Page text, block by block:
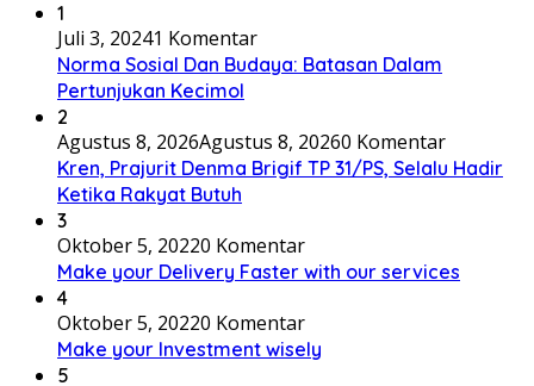
1
Juli 3, 20241 Komentar
Norma Sosial Dan Budaya: Batasan Dalam
Pertunjukan Kecimol
2
Agustus 8, 2026Agustus 8, 20260 Komentar
Kren, Prajurit Denma Brigif TP 31/PS, Selalu Hadir
Ketika Rakyat Butuh
3
Oktober 5, 20220 Komentar
Make your Delivery Faster with our services
4
Oktober 5, 20220 Komentar
Make your Investment wisely
5